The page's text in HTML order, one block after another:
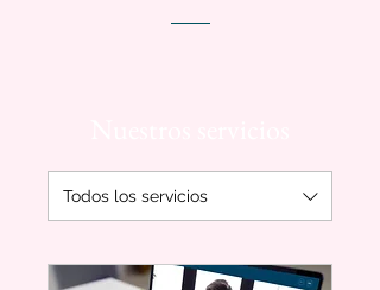
Todos los servicios